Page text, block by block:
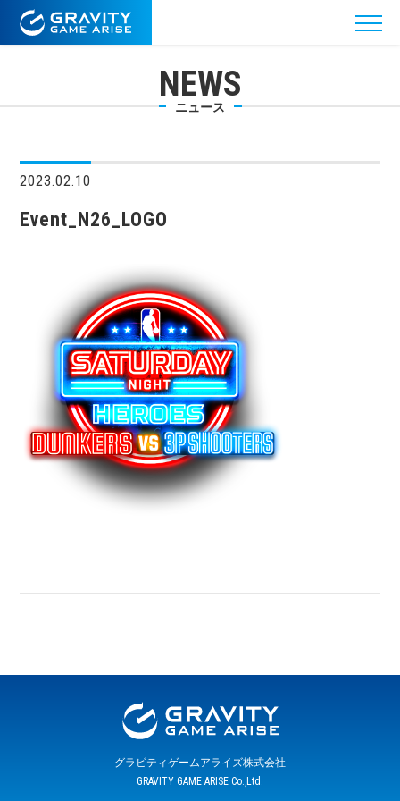
NEWS
ニュース
2023.02.10
Event_N26_LOGO
グラビティゲームアライズ株式会社
GRAVITY GAME ARISE Co.,Ltd.